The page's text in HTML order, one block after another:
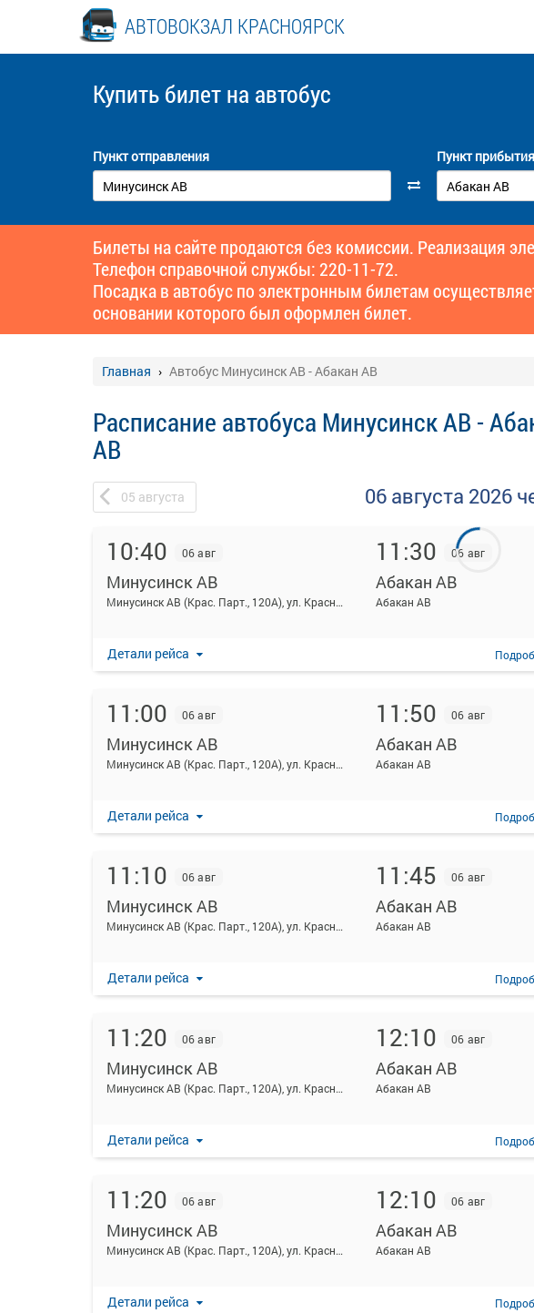
АВТОВОКЗАЛ КРАСНОЯРСК
Купить билет на автобус
Пункт отправления Пункт прибытия
Билеты на сайте продаются без комиссии. Реализация
Телефон справочной службы: 220-11-72.
Посадка в автобус по электронным билетам
основании которого был оформлен билет.
Главная Автобус Минусинск АВ - Абакан АВ
Расписание автобуса Минусинск АВ -
АВ
05 августа 06 августа 2026
10:40 06 авг
Минусинск АВ
Минусинск АВ (Крас. Парт., 120А), ул. Красных партизан 120а
11:30 06 авг
Абакан АВ
Абакан АВ
Детали рейса
11:00 06 авг
Минусинск АВ
Минусинск АВ (Крас. Парт., 120А), ул. Красных партизан 120а
11:50 06 авг
Абакан АВ
Абакан АВ
Детали рейса
11:10 06 авг
Минусинск АВ
Минусинск АВ (Крас. Парт., 120А), ул. Красных партизан 120а
11:45 06 авг
Абакан АВ
Абакан АВ
Детали рейса
11:20 06 авг
Минусинск АВ
Минусинск АВ (Крас. Парт., 120А), ул. Красных партизан 120а
12:10 06 авг
Абакан АВ
Абакан АВ
Детали рейса
11:20 06 авг
Минусинск АВ
Минусинск АВ (Крас. Парт., 120А), ул. Красных партизан 120а
12:10 06 авг
Абакан АВ
Абакан АВ
Детали рейса